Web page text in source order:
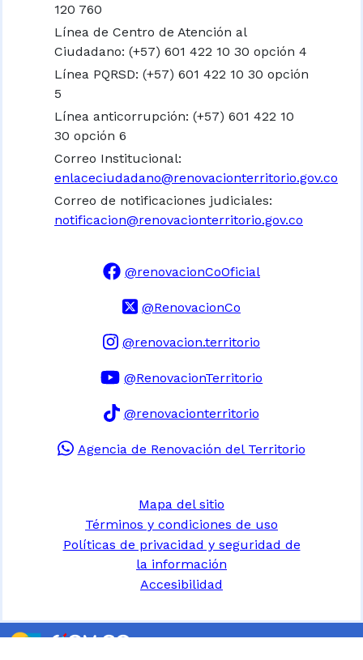
120 760
Línea de Centro de Atención al
Ciudadano: (+57) 601 422 10 30 opción 4
Línea PQRSD: (+57) 601 422 10 30 opción
5
Línea anticorrupción: (+57) 601 422 10
30 opción 6
Correo Institucional:
enlaceciudadano@renovacionterritorio.gov.co
Correo de notificaciones judiciales:
notificacion@renovacionterritorio.gov.co
@renovacionCoOficial
@RenovacionCo
@renovacion.territorio
@RenovacionTerritorio
@renovacionterritorio
Agencia de Renovación del Territorio
Mapa del sitio
Términos y condiciones de uso
Políticas de privacidad y seguridad de
la información
Accesibilidad